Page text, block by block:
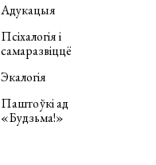
Адукацыя
Псіхалогія і
самаразвіццё
Экалогія
Паштоўкі ад
«Будзьма!»